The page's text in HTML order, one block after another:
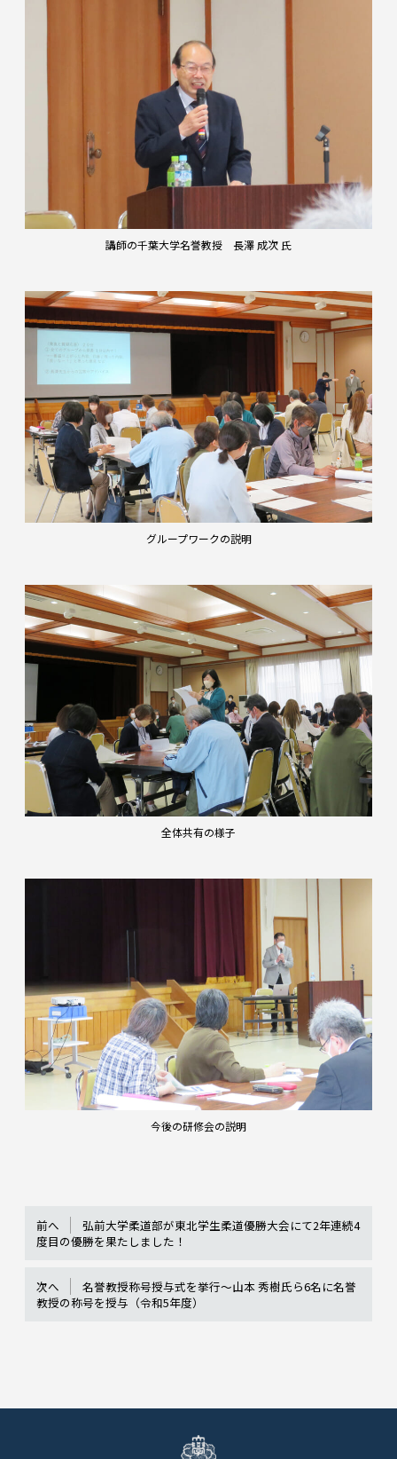
講師の千葉大学名誉教授 長澤 成次 氏
グループワークの説明
全体共有の様子
今後の研修会の説明
前へ
弘前大学柔道部が東北学生柔道優勝大会にて2年連続4
度目の優勝を果たしました！
次へ
名誉教授称号授与式を挙行～山本 秀樹氏ら6名に名誉
教授の称号を授与（令和5年度）